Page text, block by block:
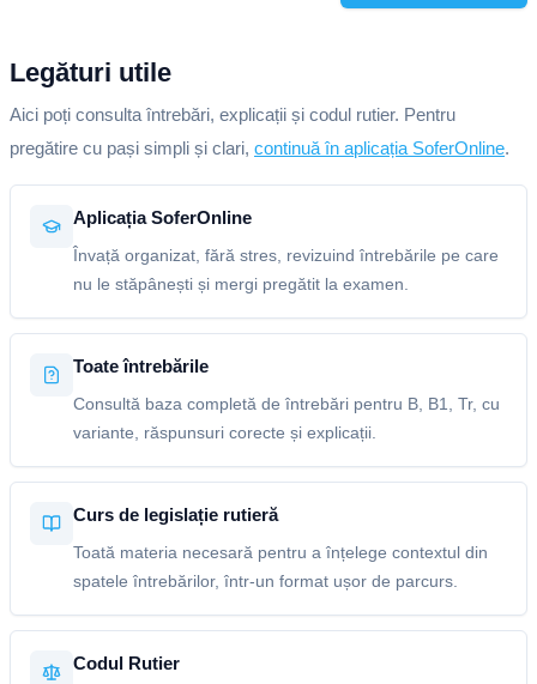
Legături utile
Aici poți consulta întrebări, explicații și codul rutier. Pentru
pregătire cu pași simpli și clari, continuă în aplicația SoferOnline.
Aplicația SoferOnline
Învață organizat, fără stres, revizuind întrebările pe care
nu le stăpânești și mergi pregătit la examen.
Toate întrebările
Consultă baza completă de întrebări pentru B, B1, Tr, cu
variante, răspunsuri corecte și explicații.
Curs de legislație rutieră
Toată materia necesară pentru a înțelege contextul din
spatele întrebărilor, într-un format ușor de parcurs.
Codul Rutier